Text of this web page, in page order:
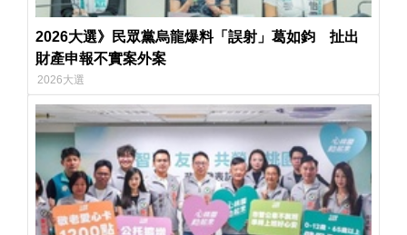
2026大選》民眾黨烏龍爆料「誤射」葛如鈞 扯出
財產申報不實案外案
2026大選